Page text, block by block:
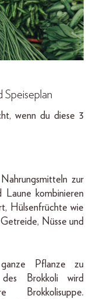
Speiseplan
wenn du diese 3
zur
kombinieren
Hülsenfrüchte wie
Nüsse und
Pflanze zu
Brokkoli wird
Brokkolisuppe.